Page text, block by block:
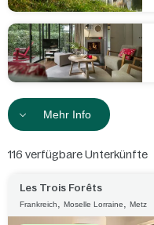
Mehr Info
116 verfügbare Unterkünfte
Les Trois Forêts
Frankreich, Moselle Lorraine, Metz